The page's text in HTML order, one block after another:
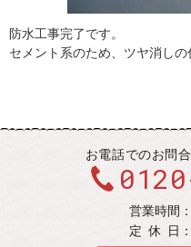
防水工事完了です。
セメント系のため、ツヤ消しの
お電話でのお問
営業時間
定休 日：